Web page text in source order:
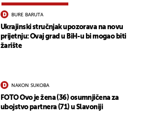
BURE BARUTA
Ukrajinski stručnjak upozorava na novu
prijetnju: Ovaj grad u BiH-u bi mogao biti
žarište
NAKON SUKOBA
FOTO Ovo je žena (36) osumnjičena za
ubojstvo partnera (71) u Slavoniji